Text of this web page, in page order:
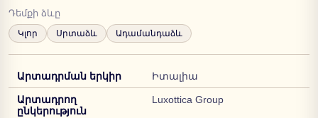
Դեմքի ձևը
Կլոր Սրտաձև Ադամանդաձև
Արտադրման երկիր Իտալիա
Արտադրող
ընկերություն
Luxottica Group